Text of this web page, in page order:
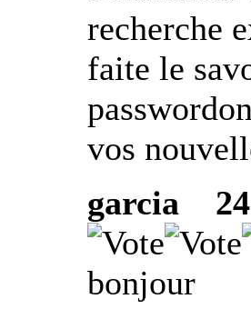
recherche
faite le
vos
garcia
bonjour